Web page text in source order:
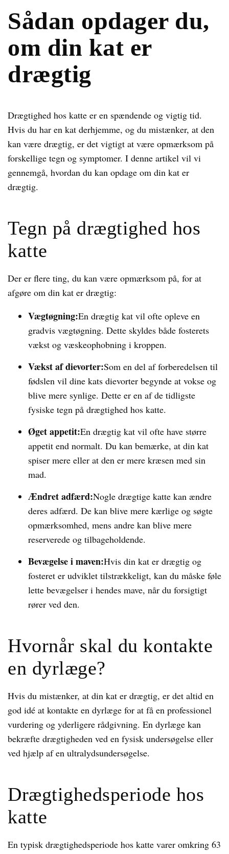
Sådan opdager du,
om din kat er
drægtig
Drægtighed hos katte er en spændende og vigtig tid.
Hvis du har en kat derhjemme, og du mistænker, at den
kan være drægtig, er det vigtigt at være opmærksom på
forskellige tegn og symptomer. I denne artikel vil vi
gennemgå, hvordan du kan opdage om din kat er
drægtig.
Tegn på drægtighed hos
katte
Der er flere ting, du kan være opmærksom på, for at
afgøre om din kat er drægtig:
Vægtøgning:En drægtig kat vil ofte opleve en
gradvis vægtøgning. Dette skyldes både fosterets
vækst og væskeophobning i kroppen.
Vækst af dievorter:Som en del af forberedelsen til
fødslen vil dine kats dievorter begynde at vokse og
blive mere synlige. Dette er en af de tidligste
fysiske tegn på drægtighed hos katte.
Øget appetit:En drægtig kat vil ofte have større
appetit end normalt. Du kan bemærke, at din kat
spiser mere eller at den er mere kræsen med sin
mad.
Ændret adfærd:Nogle drægtige katte kan ændre
deres adfærd. De kan blive mere kærlige og søgte
opmærksomhed, mens andre kan blive mere
reserverede og tilbageholdende.
Bevægelse i maven:Hvis din kat er drægtig og
fosteret er udviklet tilstrækkeligt, kan du måske føle
lette bevægelser i hendes mave, når du forsigtigt
rører ved den.
Hvornår skal du kontakte
en dyrlæge?
Hvis du mistænker, at din kat er drægtig, er det altid en
god idé at kontakte en dyrlæge for at få en professionel
vurdering og yderligere rådgivning. En dyrlæge kan
bekræfte drægtigheden ved en fysisk undersøgelse eller
ved hjælp af en ultralydsundersøgelse.
Drægtighedsperiode hos
katte
En typisk drægtighedsperiode hos katte varer omkring 63